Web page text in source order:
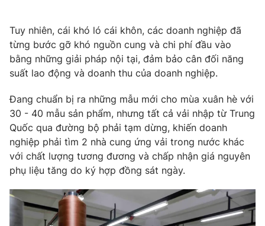
Thị trường
Góc doanh nghiệp
Truyền hình
Phim VTV
Hậu trường
Nhân vật
Khán giả
Giải sao mai
Giải trí
Điện ảnh
Âm nhạc
Sao
Đời sống
Du lịch
Làm đẹp
Chất lượng cuộc sống
Giáo dục
Tuyển sinh
Học trực tuyến
Hitech Công nghệ tương lai
Giao lưu trực tuyến
Tuy nhiên, cái khó ló cái khôn, các doanh nghiệp đã
từng bước gỡ khó nguồn cung và chi phí đầu vào
bằng những giải pháp nội tại, đảm bảo cân đối năng
suất lao động và doanh thu của doanh nghiệp.
Đang chuẩn bị ra những mẫu mới cho mùa xuân hè với
30 - 40 mẫu sản phẩm, nhưng tất cả vải nhập từ Trung
Quốc qua đường bộ phải tạm dừng, khiến doanh
nghiệp phải tìm 2 nhà cung ứng vải trong nước khác
với chất lượng tương đương và chấp nhận giá nguyên
phụ liệu tăng do ký hợp đồng sát ngày.